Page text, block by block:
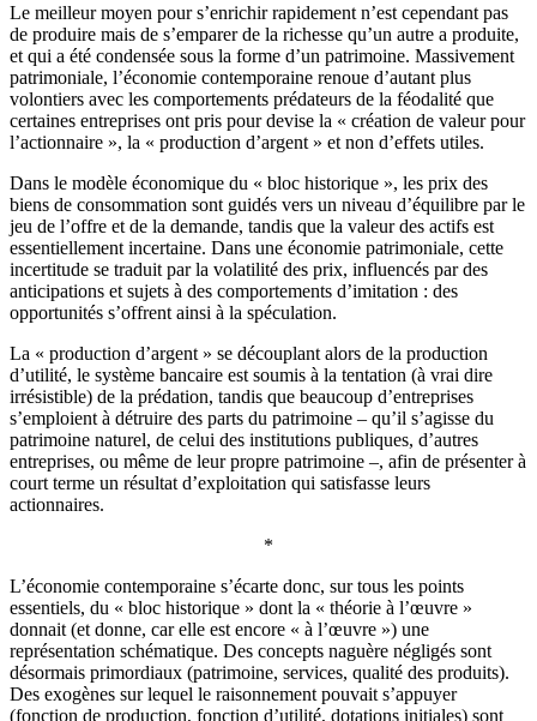
Le meilleur moyen pour s’enrichir rapidement n’est cependant pas
de produire mais de s’emparer de la richesse qu’un autre a produite,
et qui a été condensée sous la forme d’un patrimoine. Massivement
patrimoniale, l’économie contemporaine renoue d’autant plus
volontiers avec les comportements prédateurs de la féodalité que
certaines entreprises ont pris pour devise la « création de valeur pour
l’actionnaire », la « production d’argent » et non d’effets utiles.
Dans le modèle économique du « bloc historique », les prix des
biens de consommation sont guidés vers un niveau d’équilibre par le
jeu de l’offre et de la demande, tandis que la valeur des actifs est
essentiellement incertaine. Dans une économie patrimoniale, cette
incertitude se traduit par la volatilité des prix, influencés par des
anticipations et sujets à des comportements d’imitation : des
opportunités s’offrent ainsi à la spéculation.
La « production d’argent » se découplant alors de la production
d’utilité, le système bancaire est soumis à la tentation (à vrai dire
irrésistible) de la prédation, tandis que beaucoup d’entreprises
s’emploient à détruire des parts du patrimoine – qu’il s’agisse du
patrimoine naturel, de celui des institutions publiques, d’autres
entreprises, ou même de leur propre patrimoine –, afin de présenter à
court terme un résultat d’exploitation qui satisfasse leurs
actionnaires.
*
L’économie contemporaine s’écarte donc, sur tous les points
essentiels, du « bloc historique » dont la « théorie à l’œuvre »
donnait (et donne, car elle est encore « à l’œuvre ») une
représentation schématique. Des concepts naguère négligés sont
désormais primordiaux (patrimoine, services, qualité des produits).
Des exogènes sur lequel le raisonnement pouvait s’appuyer
(fonction de production, fonction d’utilité, dotations initiales) sont